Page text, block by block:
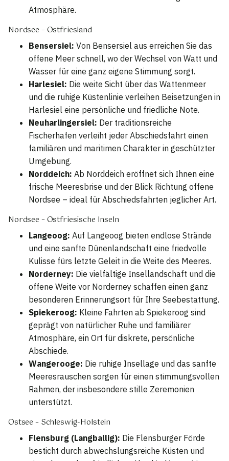
Atmosphäre.
Nordsee – Ostfriesland
Bensersiel: Von Bensersiel aus erreichen Sie das
offene Meer schnell, wo der Wechsel von Watt und
Wasser für eine ganz eigene Stimmung sorgt.
Harlesiel: Die weite Sicht über das Wattenmeer
und die ruhige Küstenlinie verleihen Beisetzungen in
Harlesiel eine persönliche und friedliche Note.
Neuharlingersiel: Der traditionsreiche
Fischerhafen verleiht jeder Abschiedsfahrt einen
familiären und maritimen Charakter in geschützter
Umgebung.
Norddeich: Ab Norddeich eröffnet sich Ihnen eine
frische Meeresbrise und der Blick Richtung offene
Nordsee – ideal für Abschiedsfahrten jeglicher Art.
Nordsee – Ostfriesische Inseln
Langeoog: Auf Langeoog bieten endlose Strände
und eine sanfte Dünenlandschaft eine friedvolle
Kulisse fürs letzte Geleit in die Weite des Meeres.
Norderney: Die vielfältige Insellandschaft und die
offene Weite vor Norderney schaffen einen ganz
besonderen Erinnerungsort für Ihre Seebestattung.
Spiekeroog: Kleine Fahrten ab Spiekeroog sind
geprägt von natürlicher Ruhe und familiärer
Atmosphäre, ein Ort für diskrete, persönliche
Abschiede.
Wangerooge: Die ruhige Insellage und das sanfte
Meeresrauschen sorgen für einen stimmungsvollen
Rahmen, der insbesondere stille Zeremonien
unterstützt.
Ostsee – Schleswig-Holstein
Flensburg (Langballig): Die Flensburger Förde
besticht durch abwechslungsreiche Küsten und